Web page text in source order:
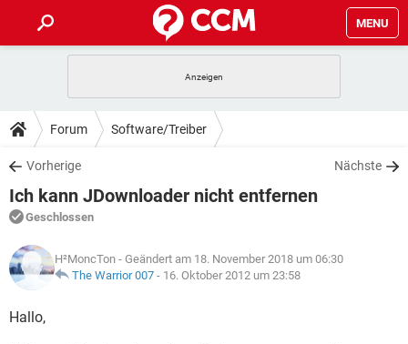
MENU
ANDROID IOS
WINDOWS 10
WHATSAPP TIKTOK
FACEBOOK
TIPPS & TRICKS
SPIELE
WINDOWS 10
WHATSAPP
FACEBOOK HARDWARE
DOWNLOADS
SPIELE STREAMING
ANDROID
WINDOWS 10 INSTAGRAM
WHATSAPP
FACEBOOK
FORUM
SPIELE
ANDROID IOS
LEXIKON
SPIELE
ANDROID
Forum Software/Treiber
Vorherige Nächste
Ich kann JDownloader nicht entfernen
Geschlossen
H²MoncTon - Geändert am 18. November 2018 um 06:30
The Warrior 007 - 16. Oktober 2012 um 23:58
Hallo,